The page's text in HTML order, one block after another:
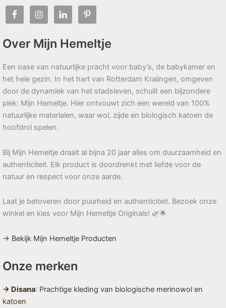
Over Mijn Hemeltje
Een oase van natuurlijke pracht voor baby’s, de babykamer en
het hele gezin. In het hart van Rotterdam Kralingen, omgeven
door de dynamiek van het stadsleven, schuilt een bijzondere
plek: Mijn Hemeltje. Hier ontvouwt zich een wereld van 100%
natuurlijke materialen, waar wol, zijde en biologisch katoen de
hoofdrol spelen.
Bij Mijn Hemeltje draait al bijna 20 jaar alles om duurzaamheid en
authenticiteit. Elk product is doordrenkt met liefde voor de
natuur en respect voor onze aarde.
Laat je betoveren door puurheid en authenticiteit. Bezoek onze
winkel en kies voor Mijn Hemeltje Originals! 🌿🌟
→ Bekijk Mijn Hemeltje Producten
Onze merken
→ Disana: Prachtige kleding van biologische merinowol en
katoen